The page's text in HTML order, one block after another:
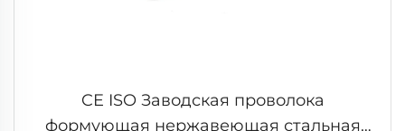
CE ISO Заводская проволока
формующая нержавеющая стальная